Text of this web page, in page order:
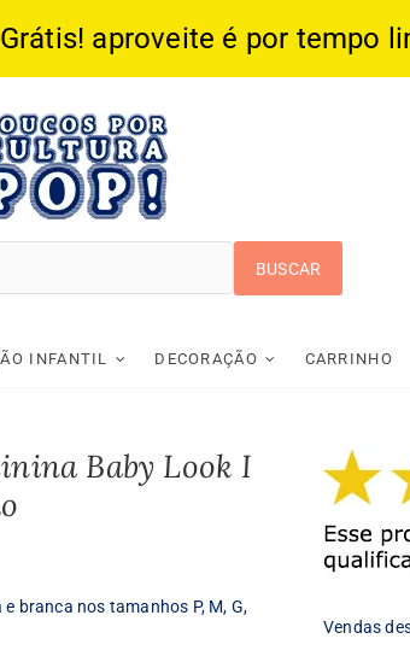
aproveite é por tempo
Cultura Pop
INFANTIL DECORAÇÃO CARRINHO
Baby Look I
branca nos tamanhos P, M, G,
Vendas